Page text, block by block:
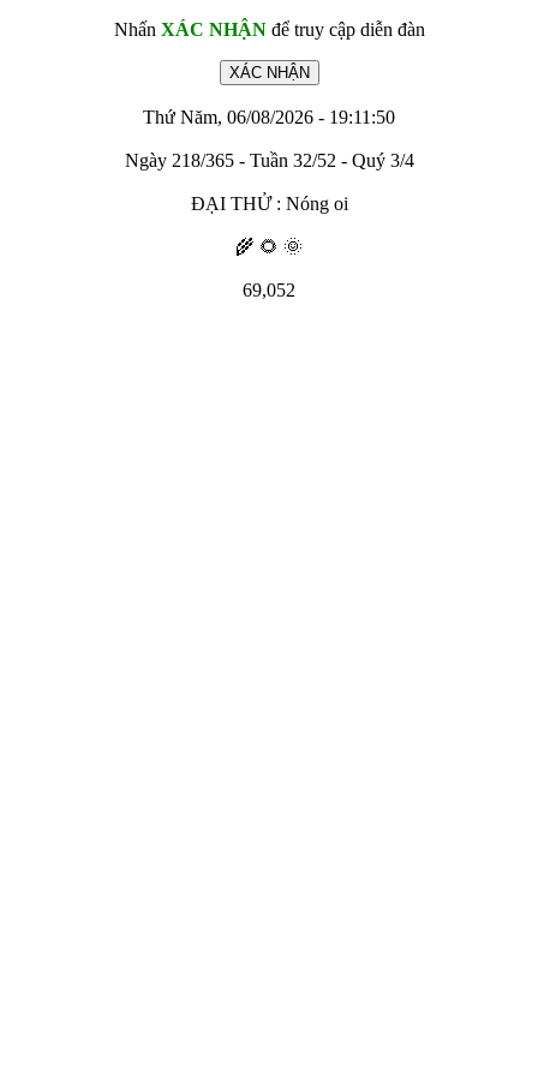
Nhấn XÁC NHẬNđể truy cập diễn đàn
Thứ Năm, 06/08/2026 - 19:11:50
Ngày 218/365 - Tuần 32/52 - Quý 3/4
ĐẠI THỬ : Nóng oi
🌾 🌻 🌞
69,052